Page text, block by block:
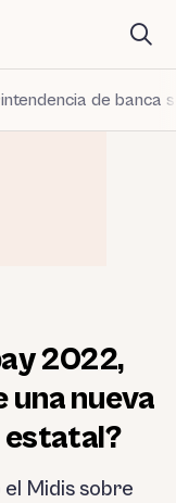
de banca
2022,
una nueva
estatal?
Midis sobre